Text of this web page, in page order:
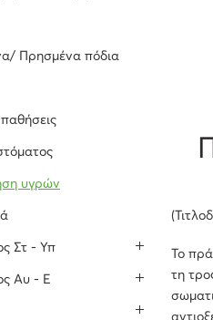
Το
τη
Πρησμένα πόδια
υγρών
Στ - Υπ
Αυ - Ε